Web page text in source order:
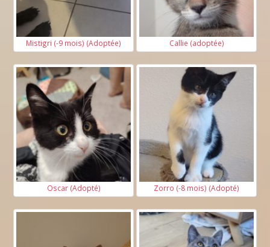
Mistigri (-9 mois) (Adoptée) Callie (adoptée)
Oscar (Adopté) Zorro (-8 mois) (Adopté)